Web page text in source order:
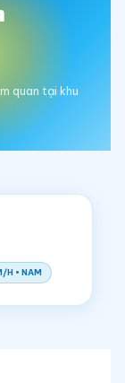
quan tại khu
H • NAM